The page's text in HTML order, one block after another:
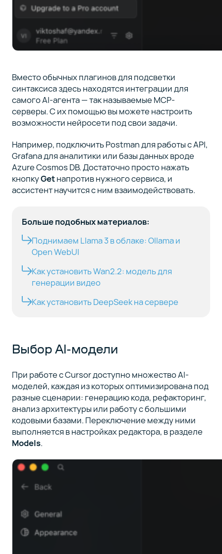
Вместо обычных плагинов для подсветки
синтаксиса здесь находятся интеграции для
самого AI-агента — так называемые MCP-
серверы. С их помощью вы можете настроить
возможности нейросети под свои задачи.
Например, подключить Postman для работы с API,
Grafana для аналитики или базы данных вроде
Azure Cosmos DB. Достаточно просто нажать
кнопкуGetнапротив нужного сервиса, и
ассистент научится с ним взаимодействовать.
Больше подобных материалов:
Поднимаем Llama 3 в облаке: Ollama и
Open WebUI
Как установить Wan2.2: модель для
генерации видео
Как установить DeepSeek на сервере
Выбор AI-модели
При работе с Cursor доступно множество AI-
моделей, каждая из которых оптимизирована под
разные сценарии: генерацию кода, рефакторинг,
анализ архитектуры или работу с большими
кодовыми базами. Переключение между ними
выполняется в настройках редактора, в разделе
Models.